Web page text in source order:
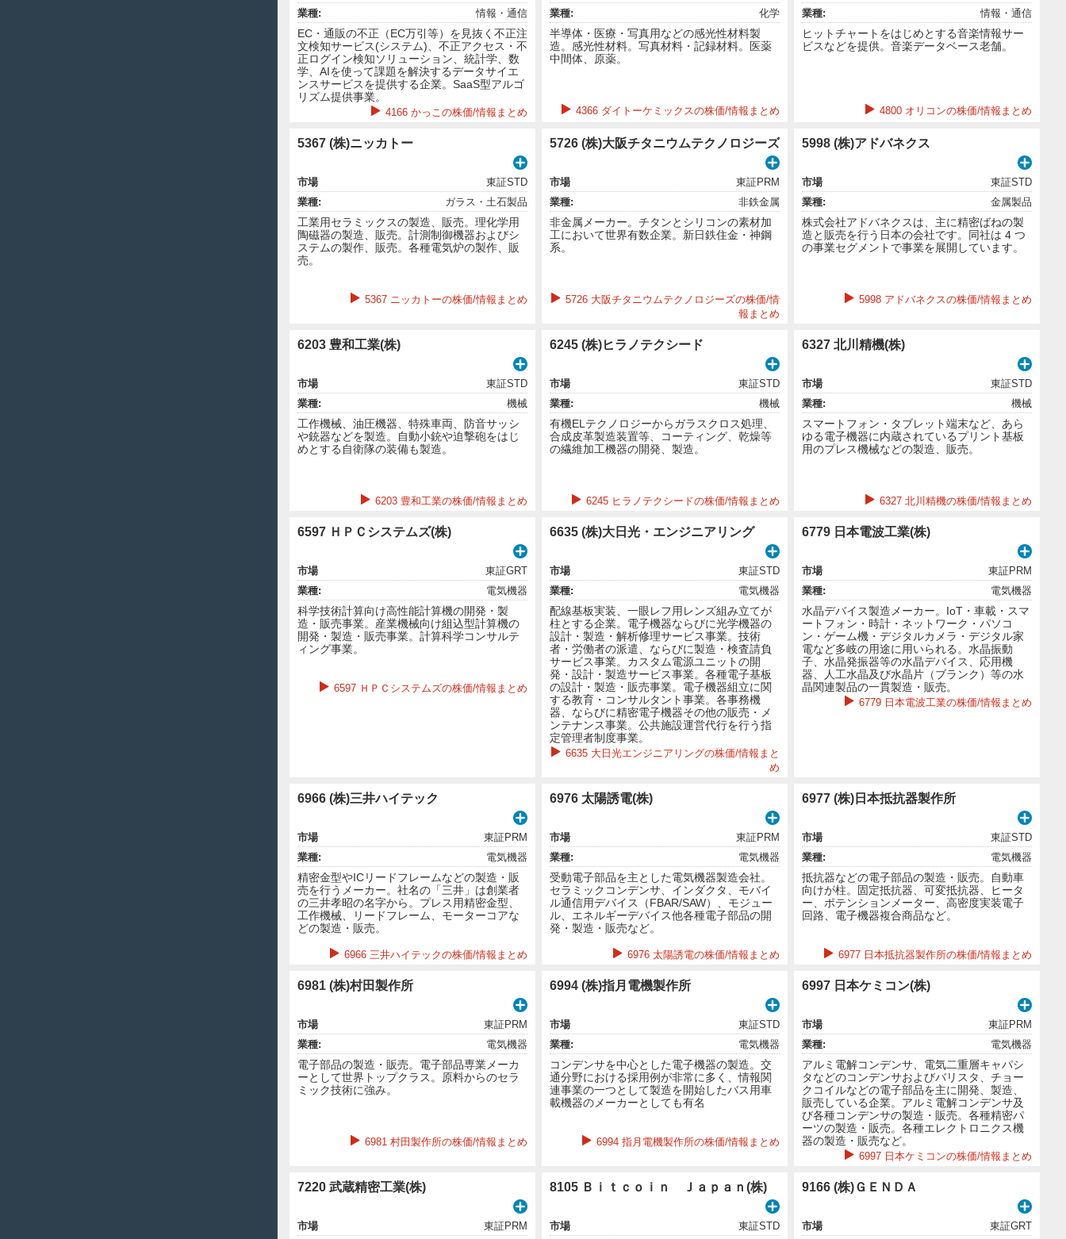
業種:
情報・通信
EC・通販の不正（EC万引等）を見抜く不正注
文検知サービス(システム)、不正アクセス・不
正ログイン検知ソリューション、統計学、数
学、AIを使って課題を解決するデータサイエ
ンスサービスを提供する企業。SaaS型アルゴ
リズム提供事業。
4166 かっこの株価/情報まとめ
業種:
化学
半導体・医療・写真用などの感光性材料製
造。感光性材料。写真材料・記録材料。医薬
中間体、原薬。
4366 ダイトーケミックスの株価/情報まとめ
業種:
情報・通信
ヒットチャートをはじめとする音楽情報サー
ビスなどを提供。音楽データベース老舗。
4800 オリコンの株価/情報まとめ
5367 (株)ニッカトー
市場
東証STD
業種:
ガラス・土石製品
工業用セラミックスの製造、販売。理化学用
陶磁器の製造、販売。計測制御機器およびシ
ステムの製作、販売。各種電気炉の製作、販
売。
5367 ニッカトーの株価/情報まとめ
5726 (株)大阪チタニウムテクノロジーズ
市場
東証PRM
業種:
非鉄金属
非金属メーカー。チタンとシリコンの素材加
工において世界有数企業。新日鉄住金・神鋼
系。
5726 大阪チタニウムテクノロジーズの株価/情
報まとめ
5998 (株)アドバネクス
市場
東証STD
業種:
金属製品
株式会社アドバネクスは、主に精密ばねの製
造と販売を行う日本の会社です。同社は 4 つ
の事業セグメントで事業を展開しています。
5998 アドバネクスの株価/情報まとめ
6203 豊和工業(株)
市場
東証STD
業種:
機械
工作機械、油圧機器、特殊車両、防音サッシ
や銃器などを製造。自動小銃や迫撃砲をはじ
めとする自衛隊の装備も製造。
6203 豊和工業の株価/情報まとめ
6245 (株)ヒラノテクシード
市場
東証STD
業種:
機械
有機ELテクノロジーからガラスクロス処理、
合成皮革製造装置等、コーティング、乾燥等
の繊維加工機器の開発、製造。
6245 ヒラノテクシードの株価/情報まとめ
6327 北川精機(株)
市場
東証STD
業種:
機械
スマートフォン・タブレット端末など、あら
ゆる電子機器に内蔵されているプリント基板
用のプレス機械などの製造、販売。
6327 北川精機の株価/情報まとめ
6597 ＨＰＣシステムズ(株)
市場
東証GRT
業種:
電気機器
科学技術計算向け高性能計算機の開発・製
造・販売事業。産業機械向け組込型計算機の
開発・製造・販売事業。計算科学コンサルテ
ィング事業。
6597 ＨＰＣシステムズの株価/情報まとめ
6635 (株)大日光・エンジニアリング
市場
東証STD
業種:
電気機器
配線基板実装、一眼レフ用レンズ組み立てが
柱とする企業。電子機器ならびに光学機器の
設計・製造・解析修理サービス事業。技術
者・労働者の派遣、ならびに製造・検査請負
サービス事業。カスタム電源ユニットの開
発・設計・製造サービス事業。各種電子基板
の設計・製造・販売事業。電子機器組立に関
する教育・コンサルタント事業。各事務機
器、ならびに精密電子機器その他の販売・メ
ンテナンス事業。公共施設運営代行を行う指
定管理者制度事業。
6635 大日光エンジニアリングの株価/情報まと
め
6779 日本電波工業(株)
市場
東証PRM
業種:
電気機器
水晶デバイス製造メーカー。IoT・車載・スマ
ートフォン・時計・ネットワーク・パソコ
ン・ゲーム機・デジタルカメラ・デジタル家
電など多岐の用途に用いられる。水晶振動
子、水晶発振器等の水晶デバイス、応用機
器、人工水晶及び水晶片（ブランク）等の水
晶関連製品の一貫製造・販売。
6779 日本電波工業の株価/情報まとめ
6966 (株)三井ハイテック
市場
東証PRM
業種:
電気機器
精密金型やICリードフレームなどの製造・販
売を行うメーカー。社名の「三井」は創業者
の三井孝昭の名字から。プレス用精密金型、
工作機械、リードフレーム、モーターコアな
どの製造・販売。
6966 三井ハイテックの株価/情報まとめ
6976 太陽誘電(株)
市場
東証PRM
業種:
電気機器
受動電子部品を主とした電気機器製造会社。
セラミックコンデンサ、インダクタ、モバイ
ル通信用デバイス（FBAR/SAW）、モジュー
ル、エネルギーデバイス他各種電子部品の開
発・製造・販売など。
6976 太陽誘電の株価/情報まとめ
6977 (株)日本抵抗器製作所
市場
東証STD
業種:
電気機器
抵抗器などの電子部品の製造・販売。自動車
向けが柱。固定抵抗器、可変抵抗器、ヒータ
ー、ポテンションメーター、高密度実装電子
回路、電子機器複合商品など。
6977 日本抵抗器製作所の株価/情報まとめ
6981 (株)村田製作所
市場
東証PRM
業種:
電気機器
電子部品の製造・販売。電子部品専業メーカ
ーとして世界トップクラス。原料からのセラ
ミック技術に強み。
6981 村田製作所の株価/情報まとめ
6994 (株)指月電機製作所
市場
東証STD
業種:
電気機器
コンデンサを中心とした電子機器の製造。交
通分野における採用例が非常に多く、情報関
連事業の一つとして製造を開始したバス用車
載機器のメーカーとしても有名
6994 指月電機製作所の株価/情報まとめ
6997 日本ケミコン(株)
市場
東証PRM
業種:
電気機器
アルミ電解コンデンサ、電気二重層キャパシ
タなどのコンデンサおよびバリスタ、チョー
クコイルなどの電子部品を主に開発、製造、
販売している企業。アルミ電解コンデンサ及
び各種コンデンサの製造・販売。各種精密パ
ーツの製造・販売。各種エレクトロニクス機
器の製造・販売など。
6997 日本ケミコンの株価/情報まとめ
7220 武蔵精密工業(株)
市場 東証PRM
8105 Ｂｉｔｃｏｉｎ Ｊａｐａｎ(株)
市場 東証STD
9166 (株)ＧＥＮＤＡ
市場 東証GRT